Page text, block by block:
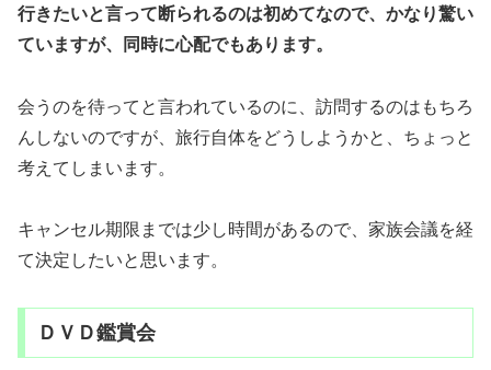
行きたいと言って断られるのは初めてなので、かなり驚い
ていますが、同時に心配でもあります。
会うのを待ってと言われているのに、訪問するのはもちろ
んしないのですが、旅行自体をどうしようかと、ちょっと
考えてしまいます。
キャンセル期限までは少し時間があるので、家族会議を経
て決定したいと思います。
ＤＶＤ鑑賞会